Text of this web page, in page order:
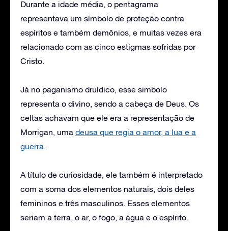
Durante a idade média, o pentagrama
representava um símbolo de proteção contra
espíritos e também demônios, e muitas vezes era
relacionado com as cinco estigmas sofridas por
Cristo.
Já no paganismo druídico, esse simbolo
representa o divino, sendo a cabeça de Deus. Os
celtas achavam que ele era a representação de
Morrigan, uma deusa que regia o amor, a lua e a
guerra.
A título de curiosidade, ele também é interpretado
com a soma dos elementos naturais, dois deles
femininos e três masculinos. Esses elementos
seriam a terra, o ar, o fogo, a água e o espírito.